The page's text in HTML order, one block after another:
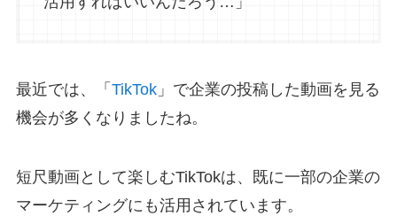
最近では、「 TikTok」で企業の投稿した動画を見る
機会が多くなりましたね。
短尺動画として楽しむTikTokは、既に一部の企業の
マーケティングにも活用されています。